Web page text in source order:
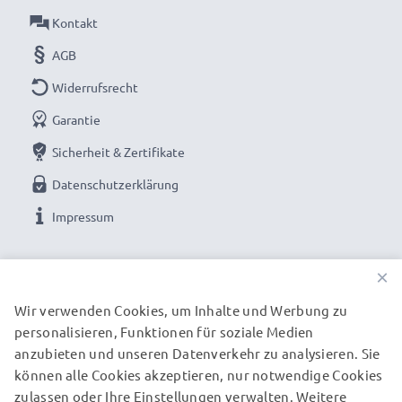
Marke:
Typ:Transferkabel (Data & Charging cable)
Anschluss 1
Anschluss 2 : USB A Anschlussstecker
Ladestrom: 1A
Länge des Kabels:
Ideal als Ersatz-, Sync-, Update oder
Schnittstellenkabel - Mit dem USB Kabel von
Kontakt
AGB
Widerrufsrecht
Garantie
Sicherheit & Zertifikate
Datenschutzerklärung
Impressum
UNSERE VERSANDPARTNER
×
Wir verwenden Cookies, um Inhalte und Werbung zu
personalisieren, Funktionen für soziale Medien
anzubieten und unseren Datenverkehr zu analysieren. Sie
können alle Cookies akzeptieren, nur notwendige Cookies
zulassen oder Ihre Einstellungen verwalten. Weitere